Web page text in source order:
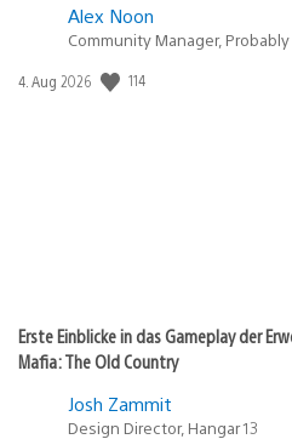
Alex Noon
Community Manager,
Veröffentlichungsdatum:
4. Aug 2026 114
Erste Einblicke in das Gameplay der
Mafia: The Old Country
Josh Zammit
Design Director, Hangar 13